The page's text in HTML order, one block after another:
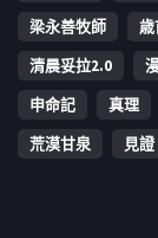
梁永善牧師
歳
清晨妥拉2.0
申命記
真理
荒漠甘泉
見證